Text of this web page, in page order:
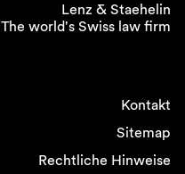
Lenz & Staehelin
The world's Swiss law firm
Kontakt
Sitemap
Rechtliche Hinweise